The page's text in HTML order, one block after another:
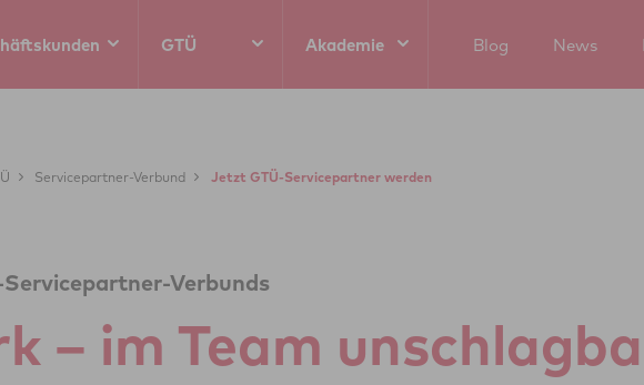
GTÜ Akademie Blog News
Servicepartner-Verbund Jetzt GTÜ-Servicepartner werden
Servicepartner-Verbunds
– im Team